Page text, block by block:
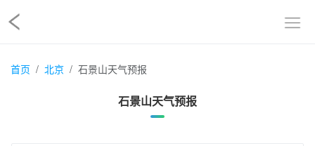
首页 北京 石景山天气预报
石景山天气预报